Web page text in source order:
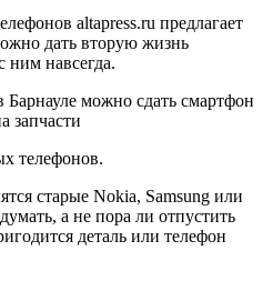
altapress.ru предлагает
дать вторую жизнь
ним навсегда.
телефонов.
старые Nokia, Samsung или
а не пора ли отпустить
деталь или телефон